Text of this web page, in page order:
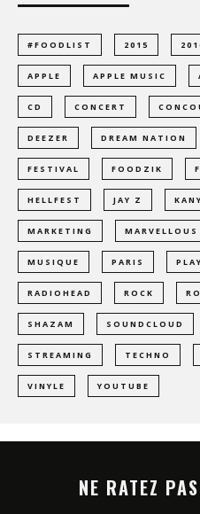
#FOODLIST 2015
APPLE APPLE MUSIC
CD CONCERT
DEEZER DREAM NATION
FESTIVAL FOODZIK
HELLFEST JAY Z
MARKETING
MUSIQUE PARIS
RADIOHEAD ROCK
SHAZAM SOUNDCLOUD
STREAMING TECHNO
VINYLE YOUTUBE
NE RATEZ